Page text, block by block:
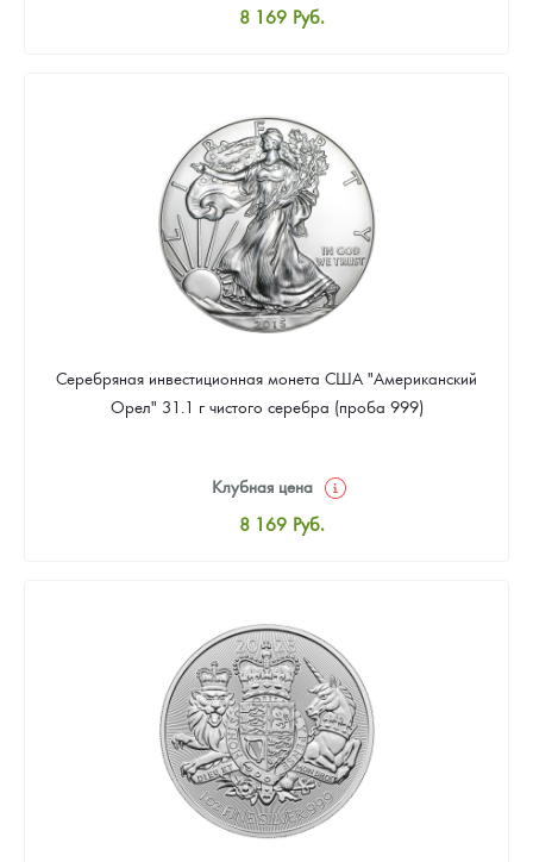
8 169 Руб.
Цена выкупа
Звоните
Серебряная инвестиционная монета США "Американский
Орел" 31.1 г чистого серебра (проба 999)
Клубная цена
8 169 Руб.
Цена выкупа
Звоните